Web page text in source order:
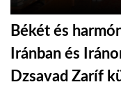
Békét és
Iránban és
Dzsavad Zaríf